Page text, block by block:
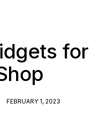
for
FEBRUARY 1, 2023